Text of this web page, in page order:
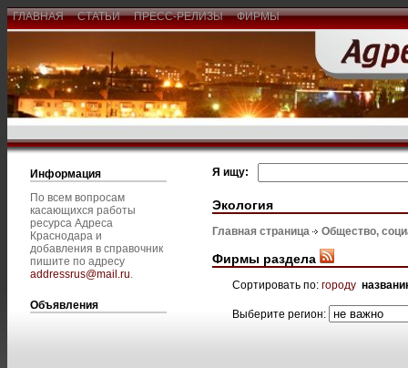
ГЛАВНАЯ СТАТЬИ ПРЕСС-РЕЛИЗЫ ФИРМЫ
Информация
По всем вопросам
касающихся работы
ресурса Адреса
Краснодара и
добавления в справочник
пишите по адресу
addressrus@mail.ru.
Объявления
Я ищу:
Экология
Главная страница Общество,
Фирмы раздела
Сортировать по: городу
Выберите регион: